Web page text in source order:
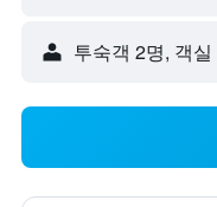
투숙객 2​명, ​객실